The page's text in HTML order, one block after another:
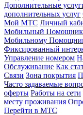
Дополнительные
дополнительных услуг
Мой МТС Личный
Мобильный Помощник
Мобильному
Фиксированный
Управление номером
Обслуживание Как
Связи Зона покрытия
Часто задаваемые
оферты Работы на сети
месту проживания
Перейти в МТС